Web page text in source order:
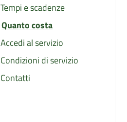
Tempi e scadenze
Quanto costa
Accedi al servizio
Condizioni di servizio
Contatti